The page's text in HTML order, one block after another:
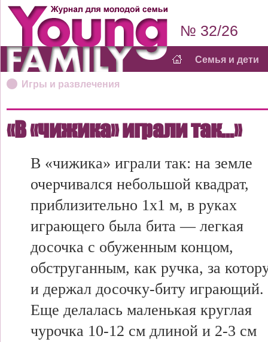
Игры и развлечения
«В «чижика» играли так...»
В «чижика» играли так: на земле
очерчивался небольшой квадрат,
приблизительно 1x1 м, в руках
играющего была бита — легкая
досочка с обуженным концом,
обструганным, как ручка, за
и держал досочку-биту играющий.
Еще делалась маленькая круглая
чурочка 10-12 см длиной и 2-3 см
№ 32/26
Семья и дети